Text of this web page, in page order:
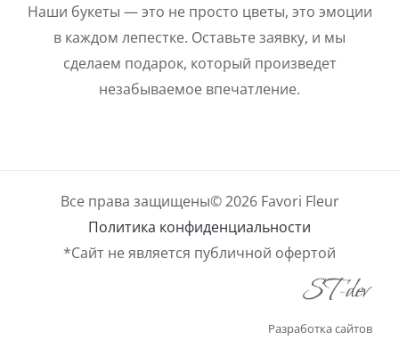
Наши букеты — это не просто цветы, это эмоции
в каждом лепестке. Оставьте заявку, и мы
сделаем подарок, который произведет
незабываемое впечатление.
Все права защищены© 2026 Favori Fleur
Политика конфиденциальности
*Сайт не является публичной офертой
Разработка сайтов